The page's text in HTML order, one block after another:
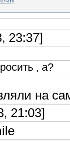
23:37]
, а?
на
21:03]